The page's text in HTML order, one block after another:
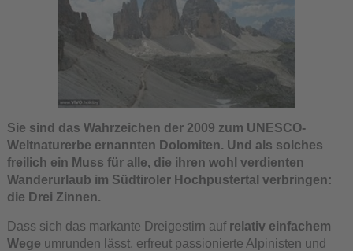
Sie sind das Wahrzeichen der 2009 zum UNESCO-
Weltnaturerbe ernannten Dolomiten. Und als solches
freilich ein Muss für alle, die ihren wohl verdienten
Wanderurlaub im Südtiroler Hochpustertal verbringen:
die Drei Zinnen.
Dass sich das markante Dreigestirn auf relativ einfachem
Wege umrunden lässt, erfreut passionierte Alpinisten und